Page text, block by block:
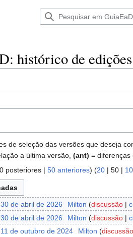
histórico de edições
de seleção das versões que deseja
a última versão, (ant) = diferenças
posteriores | 50 anteriores) (20 | 50 |
de abril de 2026 Milton discussão
de abril de 2026 Milton discussão
de outubro de 2024 Milton discussão